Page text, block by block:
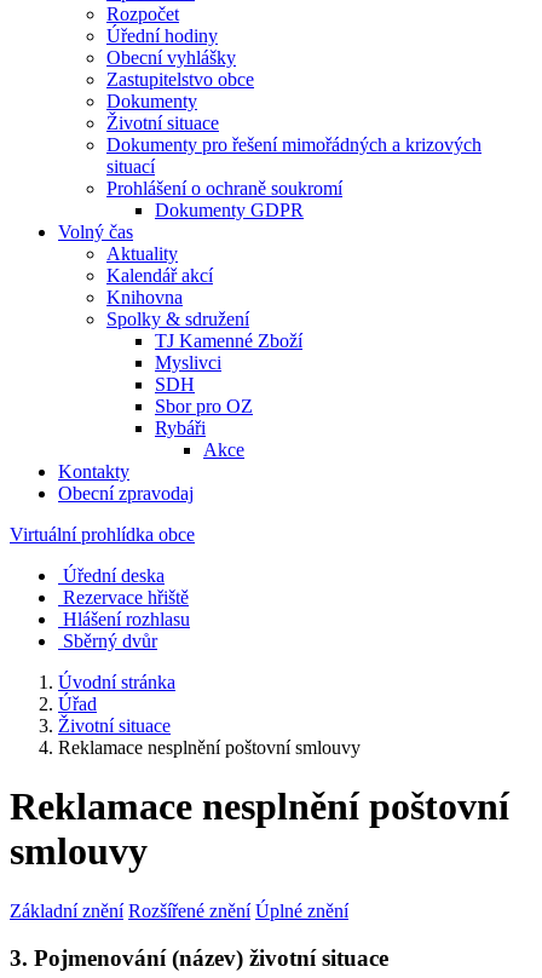
Rozpočet
Úřední hodiny
Obecní vyhlášky
Zastupitelstvo obce
Dokumenty
Životní situace
Dokumenty pro řešení mimořádných a krizových
situací
Prohlášení o ochraně soukromí
Dokumenty GDPR
Volný čas
Aktuality
Kalendář akcí
Knihovna
Spolky & sdružení
TJ Kamenné Zboží
Myslivci
SDH
Sbor pro OZ
Rybáři
Akce
Kontakty
Obecní zpravodaj
Virtuální prohlídka obce
Úřední deska
Rezervace hřiště
Hlášení rozhlasu
Sběrný dvůr
Úvodní stránka
Úřad
Životní situace
Reklamace nesplnění poštovní smlouvy
Reklamace nesplnění poštovní
smlouvy
Základní znění Rozšířené znění Úplné znění
3. Pojmenování (název) životní situace